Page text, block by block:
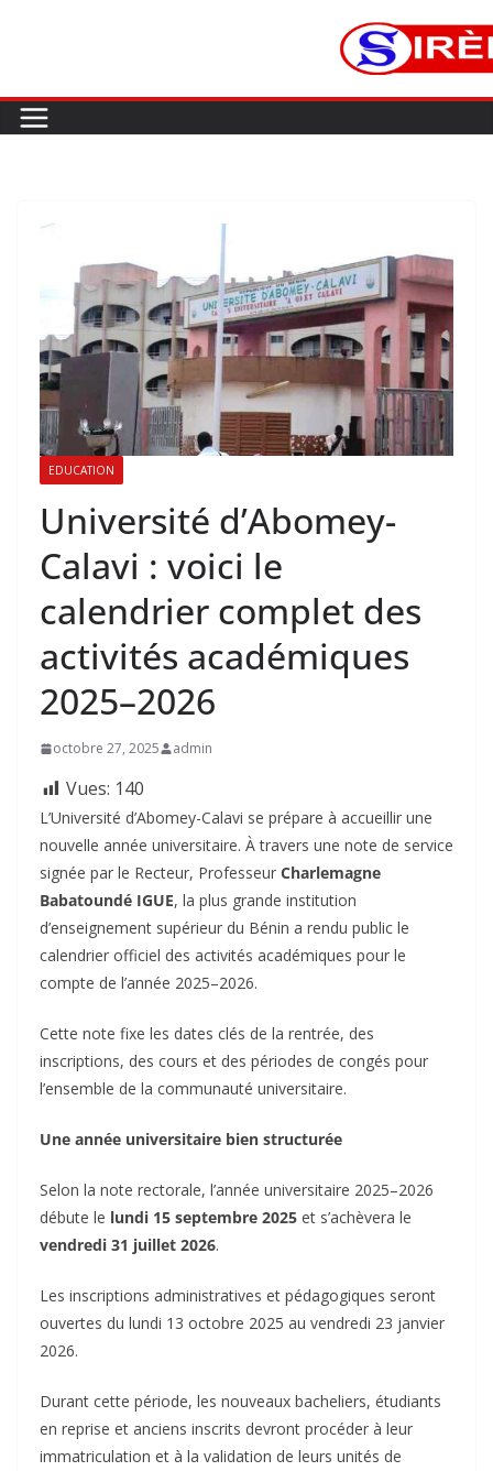
EDUCATION
Université d’Abomey-
Calavi : voici le
calendrier complet des
activités académiques
2025–2026
octobre 27, 2025 admin
Vues: 140
‎L’Université d’Abomey-Calavi se prépare à accueillir une
nouvelle année universitaire. À travers une note de service
signée par le Recteur, Professeur Charlemagne
Babatoundé IGUE, la plus grande institution
d’enseignement supérieur du Bénin a rendu public le
calendrier officiel des activités académiques pour le
compte de l’année 2025–2026.
‎Cette note fixe les dates clés de la rentrée, des
inscriptions, des cours et des périodes de congés pour
l’ensemble de la communauté universitaire.
‎Une année universitaire bien structurée
‎Selon la note rectorale, l’année universitaire 2025–2026
débute le lundi 15 septembre 2025 et s’achèvera le
vendredi 31 juillet 2026.
‎Les inscriptions administratives et pédagogiques seront
ouvertes du lundi 13 octobre 2025 au vendredi 23 janvier
2026.
‎Durant cette période, les nouveaux bacheliers, étudiants
en reprise et anciens inscrits devront procéder à leur
immatriculation et à la validation de leurs unités de